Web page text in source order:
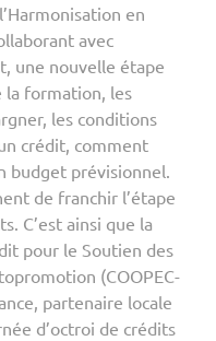
en
avec
une nouvelle étape
la formation, les
les conditions
crédit, comment
budget prévisionnel.
de franchir l’étape
C’est ainsi que la
pour le Soutien des
(COOPEC-
partenaire locale
d’octroi de crédits